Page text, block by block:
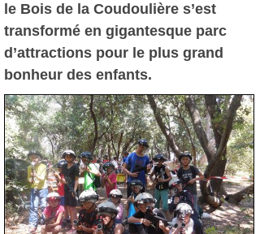
le Bois de la Coudoulière s’est
transformé en gigantesque parc
d’attractions pour le plus grand
bonheur des enfants.